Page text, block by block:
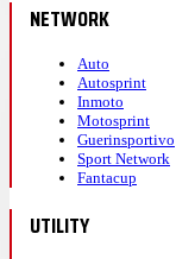
NETWORK
Auto
Autosprint
Inmoto
Motosprint
Guerinsportivo
Sport Network
Fantacup
UTILITY